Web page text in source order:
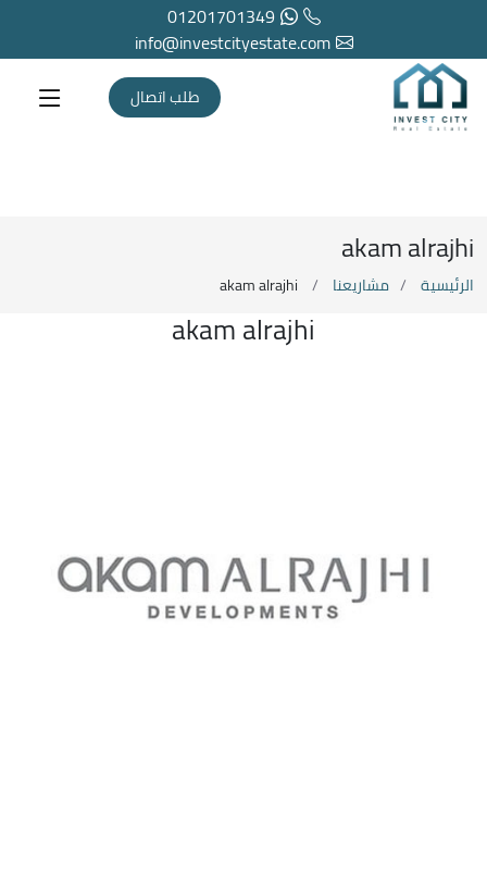
01201701349
info@investcityestate.com
طلب اتصال
akam alrajhi
الرئيسية مشاريعنا
akam alrajhi